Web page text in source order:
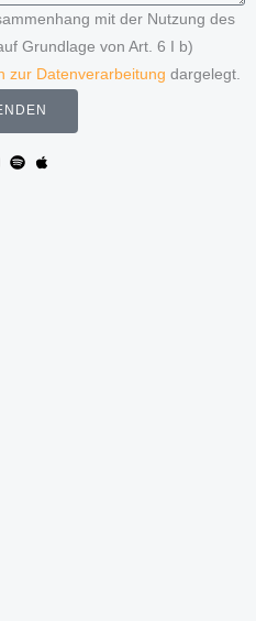
mit der Nutzung des
Grundlage von Art. 6 I b)
zur Datenverarbeitung dargelegt.